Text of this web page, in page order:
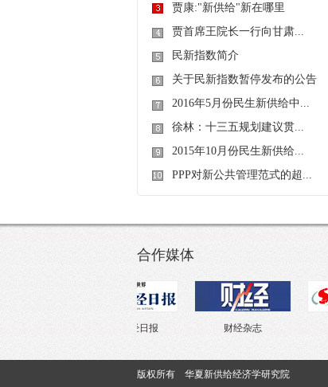
贾康:"新供给"新在哪里
贾首席王院长一行向甘肃...
民新指数简介
关于民新指数暂停发布的公告
2016年5月份民生新供给中...
徐林：十三五规划建议贯...
2015年10月份民生新供给...
PPP对新公共管理范式的超...
合作媒体
第一财经日报 财经杂志
版权所有 华夏新供给经济学研究院